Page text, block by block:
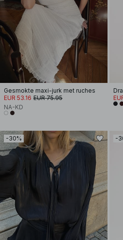
Gesmokte maxi-jurk met ruches
EUR 53.16 EUR 75.95
NA-KD
-30% -